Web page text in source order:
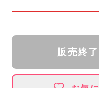
販売終